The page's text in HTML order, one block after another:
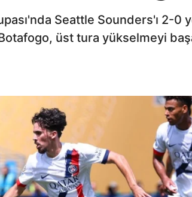
Seattle Sounders'ı 2-
üst tura yükselmeyi